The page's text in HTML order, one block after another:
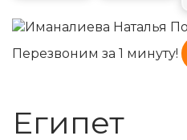
Перезвоним за 1 минуту!
Египет